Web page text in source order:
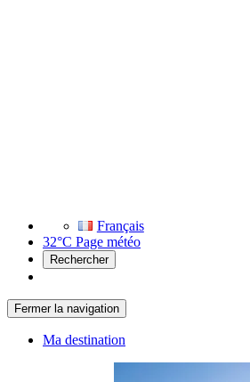
Français
32°C Page météo
Rechercher
Fermer la navigation
Ma destination